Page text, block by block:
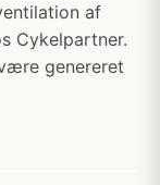
af
Cykelpartner.
genereret